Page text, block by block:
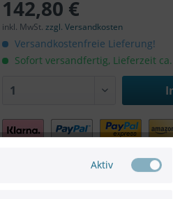
142,80 €
inkl. MwSt.zzgl. Versandkosten
Versandkostenfreie Lieferung!
Sofort versandfertig, Lieferzeit
Aktiv